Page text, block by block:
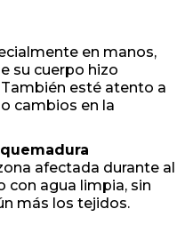
en manos,
su cuerpo hizo
esté atento a
cambios en la
afectada durante al
con agua limpia, sin
más los tejidos.